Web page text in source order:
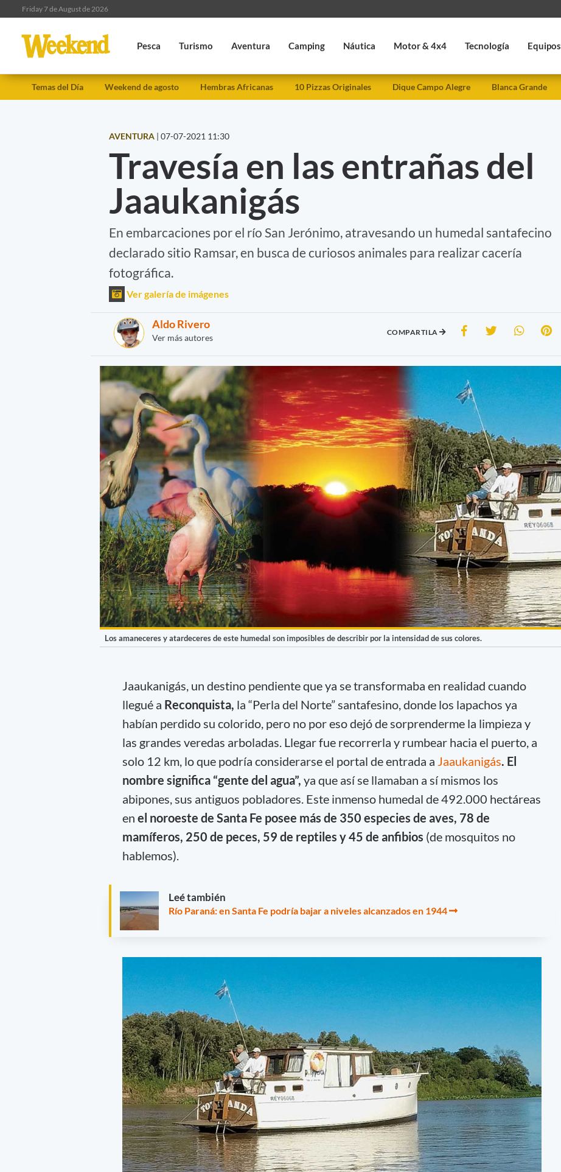
Friday 7 de August de 2026
Pesca Turismo Aventura Camping Náutica Motor & 4x4 Tecnología Equipos
Temas del Día Weekend de agosto Hembras Africanas 10 Pizzas Originales Dique Campo Alegre Blanca Grande
AVENTURA | 07-07-2021 11:30
Travesía en las entrañas del
Jaaukanigás
En embarcaciones por el río San Jerónimo, atravesando un humedal santafecino
declarado sitio Ramsar, en busca de curiosos animales para realizar cacería
fotográfica.
Ver galería de imágenes
Aldo Rivero
Ver más autores
COMPARTILA
Los amaneceres y atardeceres de este humedal son imposibles de describir por la intensidad de sus colores.
Jaaukanigás, un destino pendiente que ya se transformaba en realidad cuando
llegué a Reconquista, la “Perla del Norte” santafesino, donde los lapachos ya
habían perdido su colorido, pero no por eso dejó de sorprenderme la limpieza y
las grandes veredas arboladas. Llegar fue recorrerla y rumbear hacia el puerto, a
solo 12 km, lo que podría considerarse el portal de entrada a Jaaukanigás. El
nombre significa “gente del agua”, ya que así se llamaban a sí mismos los
abipones, sus antiguos pobladores. Este inmenso humedal de 492.000 hectáreas
en el noroeste de Santa Fe posee más de 350 especies de aves, 78 de
mamíferos, 250 de peces, 59 de reptiles y 45 de anfibios (de mosquitos no
hablemos).
Leé también
Río Paraná: en Santa Fe podría bajar a niveles alcanzados en 1944